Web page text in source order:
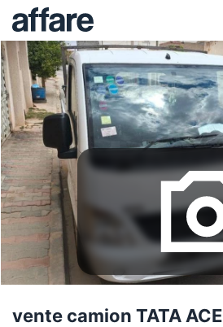
vente camion TATA ACE